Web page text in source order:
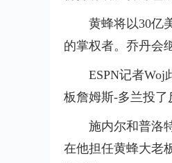
黄蜂将以30亿
的掌权者。乔丹会
ESPN记者
板詹姆斯-多兰投了
施内尔和普洛
在他担任黄蜂大老